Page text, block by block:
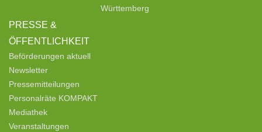
PRESSE &
ÖFFENTLICHKEIT
Beförderungen aktuell
Newsletter
Pressemitteilungen
Personalräte KOMPAKT
Mediathek
Veranstaltungen
Württemberg